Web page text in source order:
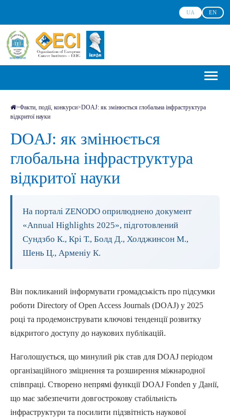
UA EN
>Факти, події, конкурси>DOAJ: як змінюється глобальна інфраструктура
відкритої науки
DOAJ: як змінюється
глобальна інфраструктура
відкритої науки
На порталі ZENODO оприлюднено документ
«Annual Highlights 2025», підготовлений
Сундзбо К., Крі Т., Болд Д., Холджинсон М.,
Шень Ц., Арменіу К.
Він покликаний інформувати громадськість про підсумки
роботи Directory of Open Access Journals (DOAJ) у 2025
році та продемонструвати ключові тенденції розвитку
відкритого доступу до наукових публікацій.
Наголошується, що минулий рік став для DOAJ періодом
організаційного зміцнення та розширення міжнародної
співпраці. Створено непрямі функції DOAJ Fonden у Данії,
що має забезпечити довгострокову стабільність
інфраструктури та посилити підзвітність наукової